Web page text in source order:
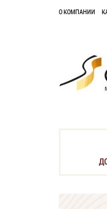
О КОМПАНИИ